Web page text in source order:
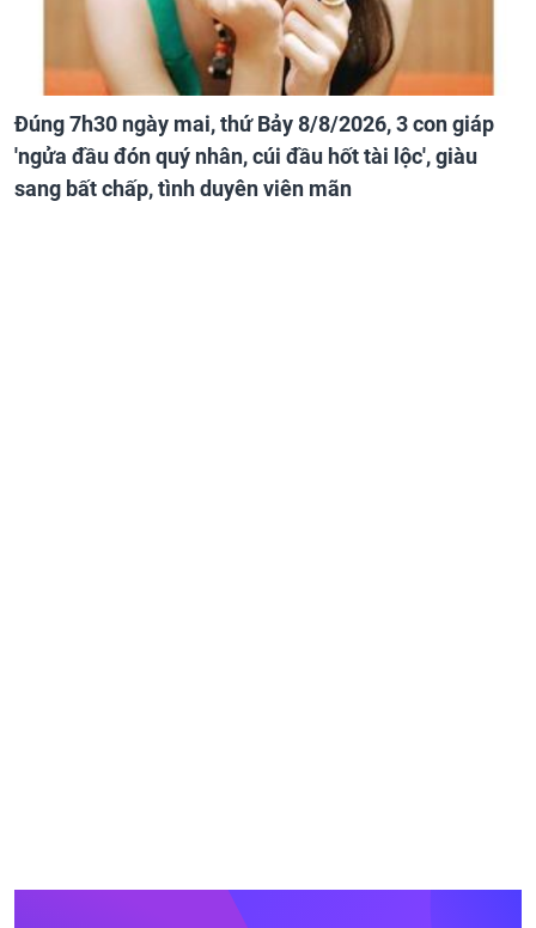
Đúng 7h30 ngày mai, thứ Bảy 8/8/2026, 3 con giáp
'ngửa đầu đón quý nhân, cúi đầu hốt tài lộc', giàu
sang bất chấp, tình duyên viên mãn